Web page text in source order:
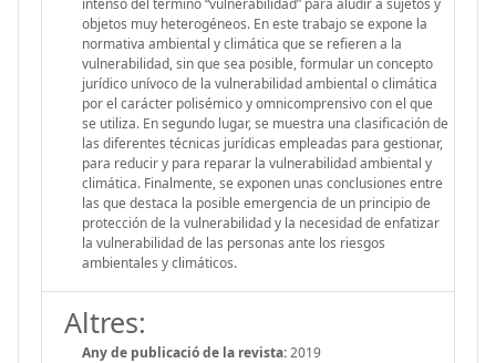
intenso del término “vulnerabilidad” para aludir a sujetos y
objetos muy heterogéneos. En este trabajo se expone la
normativa ambiental y climática que se refieren a la
vulnerabilidad, sin que sea posible, formular un concepto
jurídico unívoco de la vulnerabilidad ambiental o climática
por el carácter polisémico y omnicomprensivo con el que
se utiliza. En segundo lugar, se muestra una clasificación de
las diferentes técnicas jurídicas empleadas para gestionar,
para reducir y para reparar la vulnerabilidad ambiental y
climática. Finalmente, se exponen unas conclusiones entre
las que destaca la posible emergencia de un principio de
protección de la vulnerabilidad y la necesidad de enfatizar
la vulnerabilidad de las personas ante los riesgos
ambientales y climáticos.
Altres:
Any de publicació de la revista:2019